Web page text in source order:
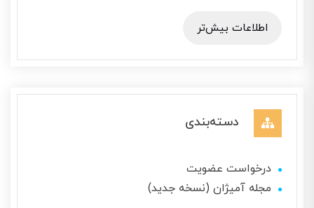
اطلاعات بیش‌تر
دسته‌بندی
درخواست عضویت
مجله آمیژان (نسخه جدید)